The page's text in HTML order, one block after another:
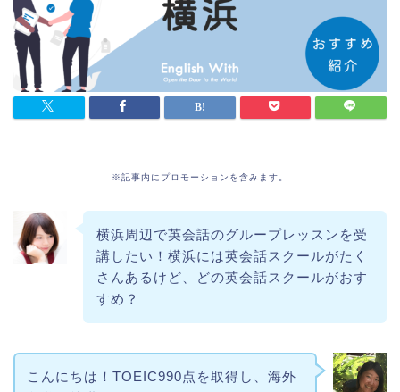
※記事内にプロモーションを含みます。
横浜周辺で英会話のグループレッスンを受
講したい！横浜には英会話スクールがたく
さんあるけど、どの英会話スクールがおす
すめ？
こんにちは！TOEIC990点を取得し、海外